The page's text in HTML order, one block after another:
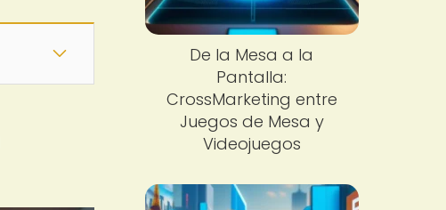
De la Mesa a la
Pantalla:
CrossMarketing entre
Juegos de Mesa y
Videojuegos